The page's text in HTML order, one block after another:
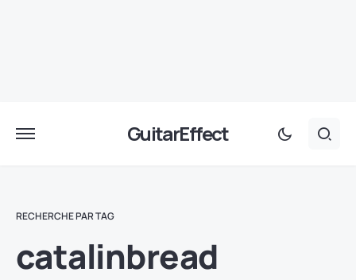
GuitarEffect
RECHERCHE PAR TAG
catalinbread